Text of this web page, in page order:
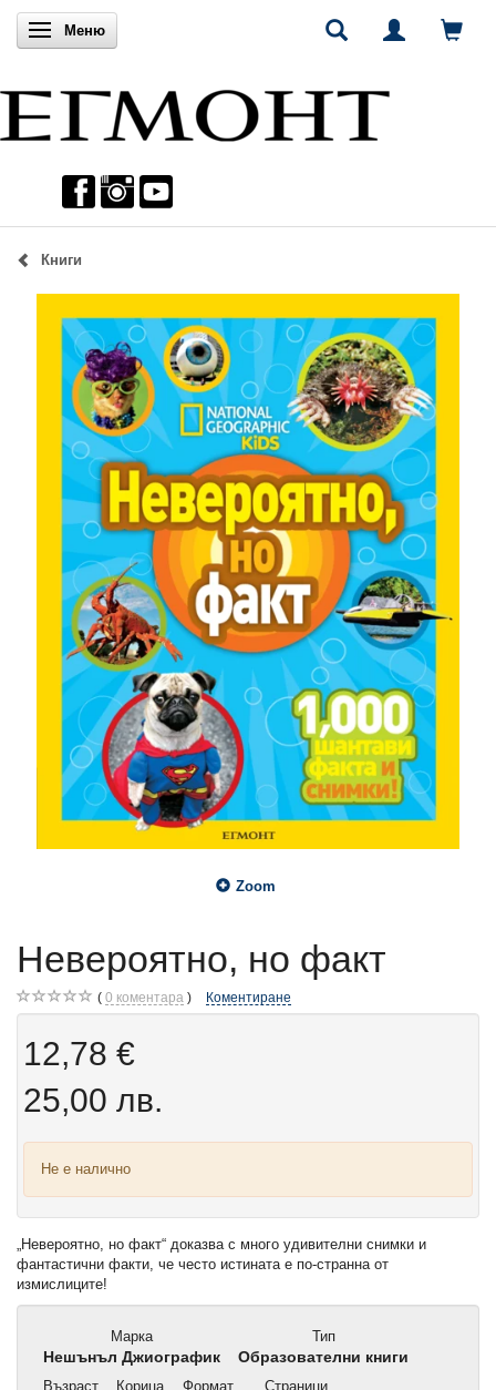
Включи навигацията
Меню
Книги
Zoom
Невероятно, но факт
0 коментара Коментиране
12,78 €
25,00 лв.
Не е налично
„Невероятно, но факт“ доказва с много удивителни снимки и
фантастични факти, че често истината е по-странна от
измислиците!
Марка
Нешънъл Джиографик
Тип
Образователни книги
Възраст
Корица
Формат
Страници